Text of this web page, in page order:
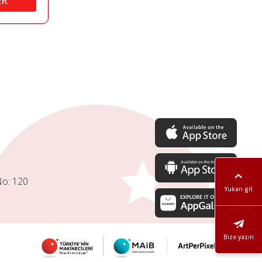
Yukarı git
Bize yazın
120